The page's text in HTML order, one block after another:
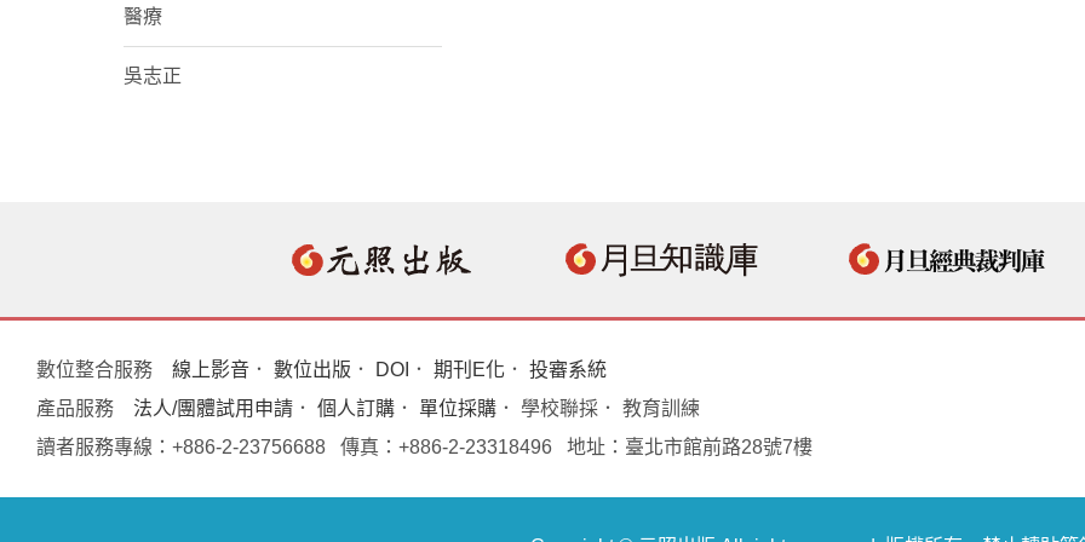
醫療
吳志正
數位整合服務 線上影音 ． 數位出版 ． DOI ． 期刊E化 ． 投審系統
產品服務
法人/團體試用申請 ． 個人訂購 ． 單位採購 ． 學校聯採． 教育訓練
讀者服務專線：+886-2-23756688 傳真：+886-2-23318496 地址：臺北市館前路28號7樓